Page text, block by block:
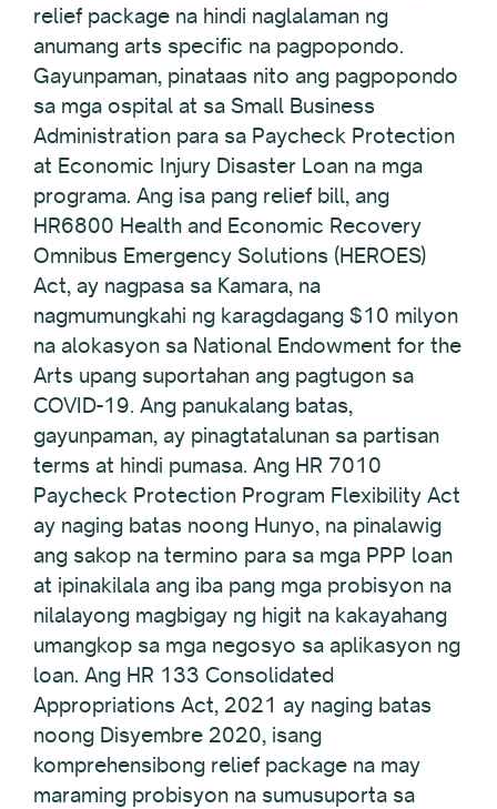
relief package na hindi naglalaman ng
anumang arts specific na pagpopondo.
Gayunpaman, pinataas nito ang pagpopondo
sa mga ospital at sa Small Business
Administration para sa Paycheck Protection
at Economic Injury Disaster Loan na mga
programa. Ang isa pang relief bill, ang
HR6800 Health and Economic Recovery
Omnibus Emergency Solutions (HEROES)
Act, ay nagpasa sa Kamara, na
nagmumungkahi ng karagdagang $10 milyon
na alokasyon sa National Endowment for the
Arts upang suportahan ang pagtugon sa
COVID-19. Ang panukalang batas,
gayunpaman, ay pinagtatalunan sa partisan
terms at hindi pumasa. Ang HR 7010
Paycheck Protection Program Flexibility Act
ay naging batas noong Hunyo, na pinalawig
ang sakop na termino para sa mga PPP loan
at ipinakilala ang iba pang mga probisyon na
nilalayong magbigay ng higit na kakayahang
umangkop sa mga negosyo sa aplikasyon ng
loan. Ang HR 133 Consolidated
Appropriations Act, 2021 ay naging batas
noong Disyembre 2020, isang
komprehensibong relief package na may
maraming probisyon na sumusuporta sa